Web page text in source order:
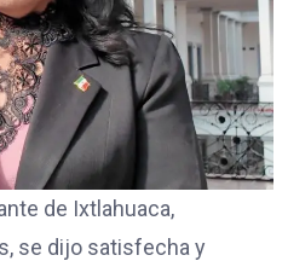
de Ixtlahuaca,
se dijo satisfecha y